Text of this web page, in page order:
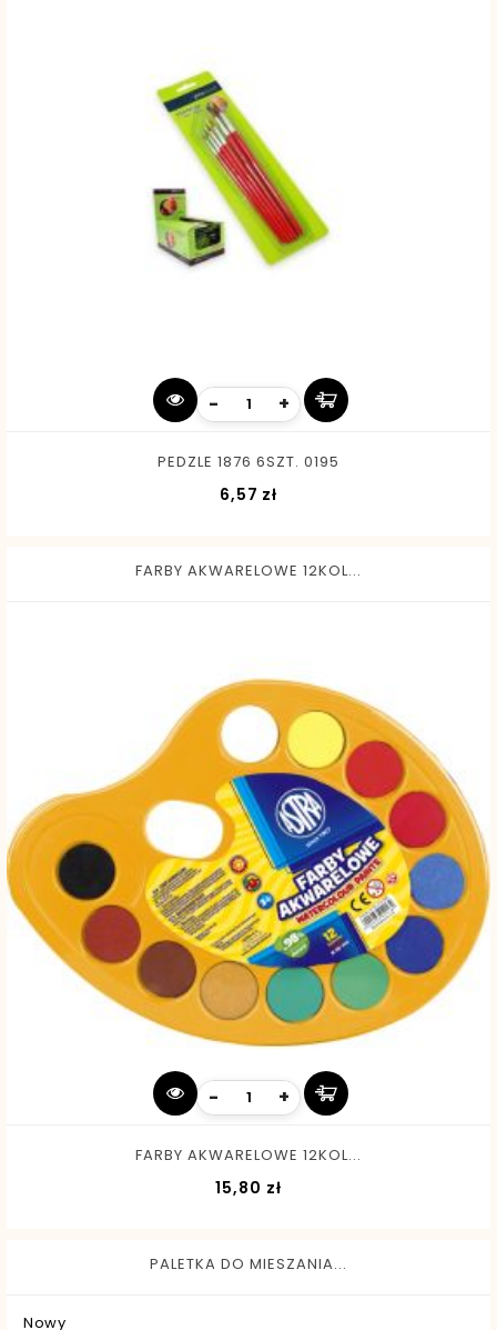
- +
PEDZLE 1876 6SZT. 0195
6,57 zł
FARBY AKWARELOWE 12KOL...
- +
FARBY AKWARELOWE 12KOL...
15,80 złCena
PALETKA DO MIESZANIA...
Nowy